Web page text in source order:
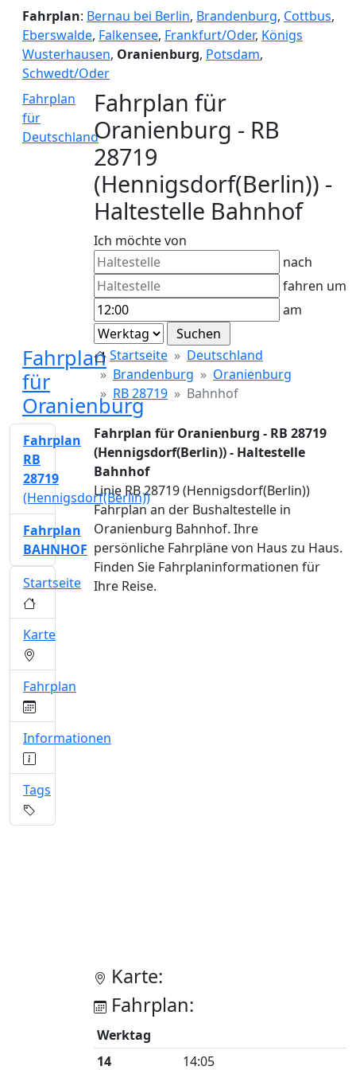
Fahrplan: Bernau bei Berlin, Brandenburg, Cottbus,
Eberswalde, Falkensee, Frankfurt/Oder, Königs
Wusterhausen, Oranienburg, Potsdam,
Schwedt/Oder
Fahrplan
für
Deutschland
Fahrplan für
Oranienburg - RB
28719
(Hennigsdorf(Berlin)) -
Haltestelle Bahnhof
Ich möchte von
nach
fahren um
am
Fahrplan
für
Oranienburg
Startseite
Deutschland
Brandenburg
Oranienburg
RB 28719
Bahnhof
Fahrplan für Oranienburg - RB 28719
(Hennigsdorf(Berlin)) - Haltestelle
Bahnhof
Linie RB 28719 (Hennigsdorf(Berlin))
Fahrplan an der Bushaltestelle in
Oranienburg Bahnhof. Ihre
persönliche Fahrpläne von Haus zu Haus.
Finden Sie Fahrplaninformationen für
Ihre Reise.
Karte:
Fahrplan:
Werktag
14
14:05
Fahrplan
RB
28719
(Hennigsdorf(Berlin))
Fahrplan
BAHNHOF
Startseite
Karte
Fahrplan
Informationen
Tags